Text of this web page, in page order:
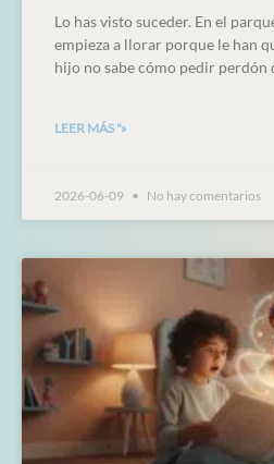
Lo has visto suceder. En el
empieza a llorar porque le han
hijo no sabe cómo pedir perdón
LEER MÁS "»
2026-06-09 No hay comentarios